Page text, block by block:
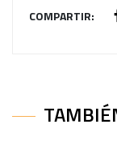
COMPARTIR: